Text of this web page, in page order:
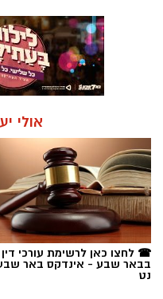
אולי
☎ לחצו כאן לרשימת עורכי דין
בבאר שבע - אינדקס באר
נט